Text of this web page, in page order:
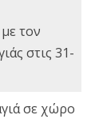
τον
στις 31-
σε χώρο